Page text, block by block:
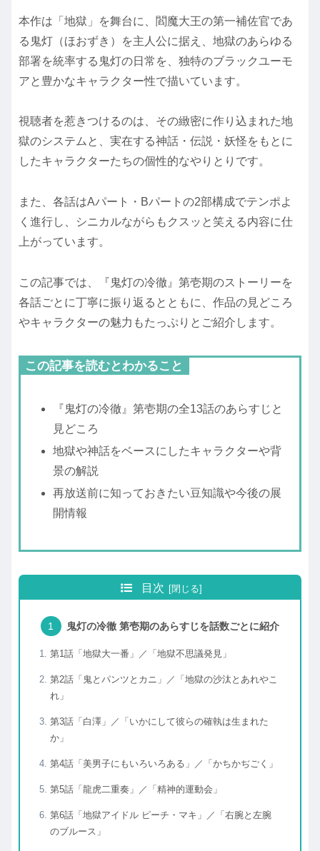
本作は「地獄」を舞台に、閻魔大王の第一補佐官であ
る鬼灯（ほおずき）を主人公に据え、地獄のあらゆる
部署を統率する鬼灯の日常を、独特のブラックユーモ
アと豊かなキャラクター性で描いています。
視聴者を惹きつけるのは、その緻密に作り込まれた地
獄のシステムと、実在する神話・伝説・妖怪をもとに
したキャラクターたちの個性的なやりとりです。
また、各話はAパート・Bパートの2部構成でテンポよ
く進行し、シニカルながらもクスッと笑える内容に仕
上がっています。
この記事では、『鬼灯の冷徹』第壱期のストーリーを
各話ごとに丁寧に振り返るとともに、作品の見どころ
やキャラクターの魅力もたっぷりとご紹介します。
この記事を読むとわかること
『鬼灯の冷徹』第壱期の全13話のあらすじと
見どころ
地獄や神話をベースにしたキャラクターや背
景の解説
再放送前に知っておきたい豆知識や今後の展
開情報
目次
鬼灯の冷徹 第壱期のあらすじを話数ごとに紹介
第1話「地獄大一番」／「地獄不思議発見」
第2話「鬼とパンツとカニ」／「地獄の沙汰とあれやこ
れ」
第3話「白澤」／「いかにして彼らの確執は生まれた
か」
第4話「美男子にもいろいろある」／「かちかぢごく」
第5話「龍虎二重奏」／「精神的運動会」
第6話「地獄アイドル ピーチ・マキ」／「右腕と左腕
のブルース」